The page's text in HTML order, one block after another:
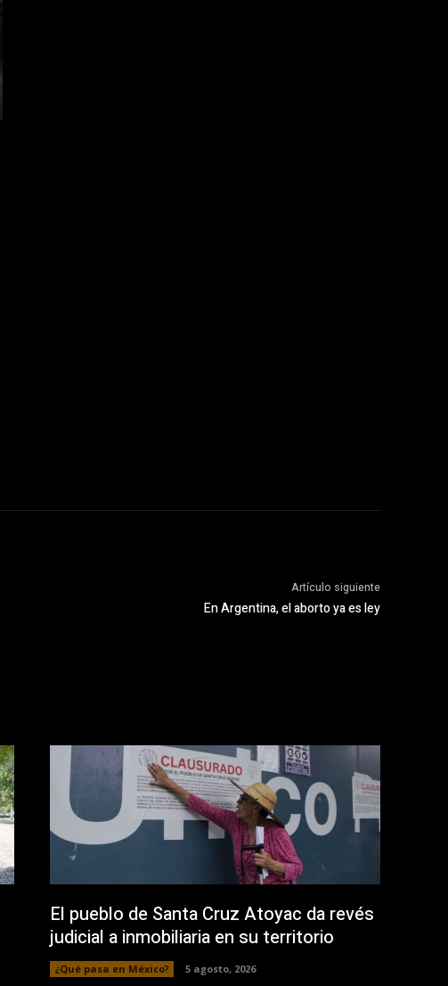
Artículo siguiente
En Argentina, el aborto ya es ley
El pueblo de Santa Cruz Atoyac da revés
judicial a inmobiliaria en su territorio
¿Qué pasa en México? 5 agosto, 2026